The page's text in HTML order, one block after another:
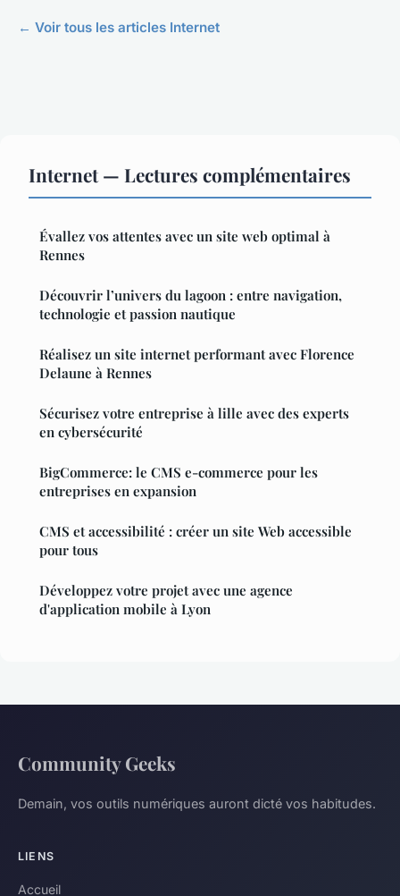
← Voir tous les articles Internet
Internet — Lectures complémentaires
Évallez vos attentes avec un site web optimal à
Rennes
Découvrir l’univers du lagoon : entre navigation,
technologie et passion nautique
Réalisez un site internet performant avec Florence
Delaune à Rennes
Sécurisez votre entreprise à lille avec des experts
en cybersécurité
BigCommerce: le CMS e-commerce pour les
entreprises en expansion
CMS et accessibilité : créer un site Web accessible
pour tous
Développez votre projet avec une agence
d'application mobile à Lyon
Community Geeks
Demain, vos outils numériques auront dicté vos habitudes.
LIENS
Accueil